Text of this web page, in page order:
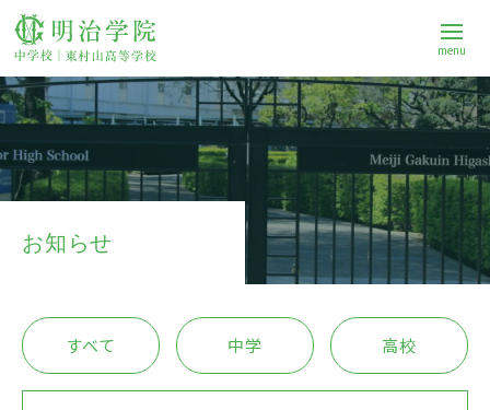
menu
学校案内
中学校
進路
お知らせ
すべて 中学 高校